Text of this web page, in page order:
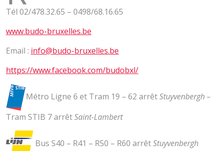
Tél 02/478.32.65 – 0498/68.16.65
www.budo-bruxelles.be
Email : info@budo-bruxelles.be
https://www.facebook.com/budobxl/
Métro Ligne 6 et Tram 19 – 62 arrêtStuyvenbergh –
Tram STIB 7 arrêtSaint-Lambert
Bus S40 – R41 – R50 – R60 arrêtStuyvenbergh